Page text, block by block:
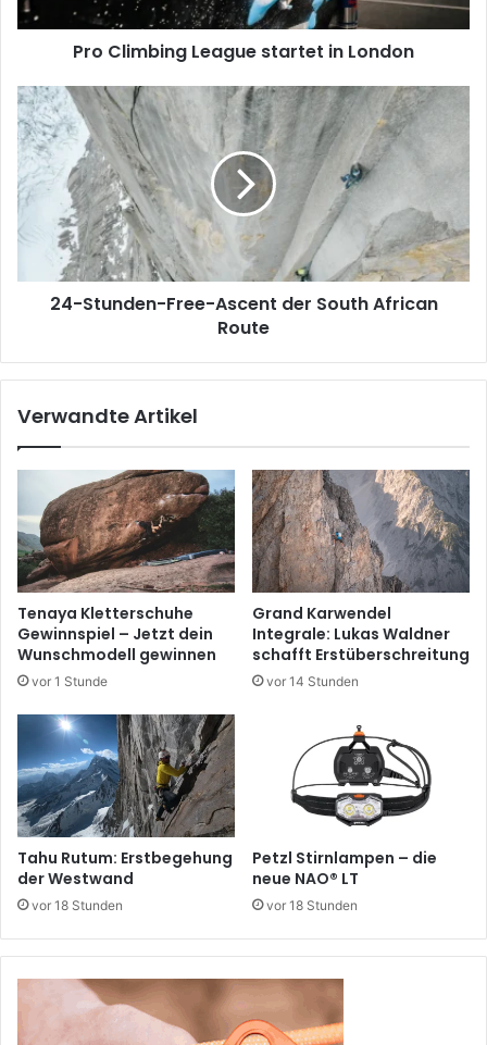
Pro Climbing League startet in London
24-
Stunden-
Free-
Ascent
der
South
African
24-Stunden-Free-Ascent der South African
Route
Verwandte Artikel
Tenaya Kletterschuhe
Gewinnspiel – Jetzt dein
Wunschmodell gewinnen
vor 1 Stunde
Grand Karwendel
Integrale: Lukas Waldner
schafft Erstüberschreitung
vor 14 Stunden
Tahu Rutum: Erstbegehung
der Westwand
vor 18 Stunden
Petzl Stirnlampen – die
neue NAO® LT
vor 18 Stunden